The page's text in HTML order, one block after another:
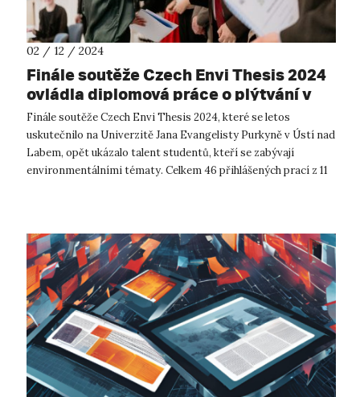
02 / 12 / 2024
Finále soutěže Czech Envi Thesis 2024
ovládla diplomová práce o plýtvání v
menze
Finále soutěže Czech Envi Thesis 2024, které se letos
uskutečnilo na Univerzitě Jana Evangelisty Purkyně v Ústí nad
Labem, opět ukázalo talent studentů, kteří se zabývají
environmentálními tématy. Celkem 46 přihlášených prací z 11